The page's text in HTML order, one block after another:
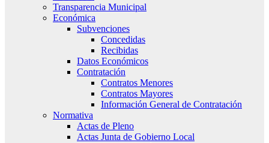
Transparencia Municipal
Económica
Subvenciones
Concedidas
Recibidas
Datos Económicos
Contratación
Contratos Menores
Contratos Mayores
Información General de Contratación
Normativa
Actas de Pleno
Actas Junta de Gobierno Local